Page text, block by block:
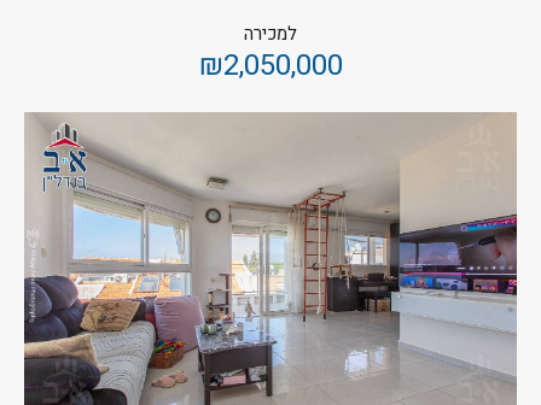
למכירה
₪2,050,000